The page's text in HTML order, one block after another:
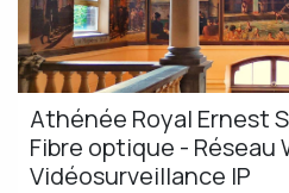
Athénée Royal Ernest
Fibre optique - Réseau
Vidéosurveillance IP